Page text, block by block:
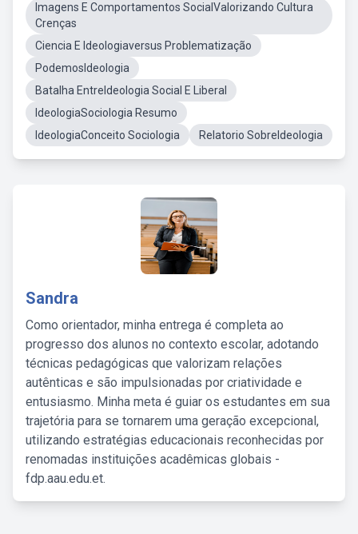
Imagens E Comportamentos SocialValorizando Cultura
Crenças
Ciencia E Ideologiaversus Problematização
PodemosIdeologia
Batalha EntreIdeologia Social E Liberal
IdeologiaSociologia Resumo
IdeologiaConceito Sociologia
Relatorio SobreIdeologia
Sandra
Como orientador, minha entrega é completa ao
progresso dos alunos no contexto escolar, adotando
técnicas pedagógicas que valorizam relações
autênticas e são impulsionadas por criatividade e
entusiasmo. Minha meta é guiar os estudantes em sua
trajetória para se tornarem uma geração excepcional,
utilizando estratégias educacionais reconhecidas por
renomadas instituições acadêmicas globais -
fdp.aau.edu.et.